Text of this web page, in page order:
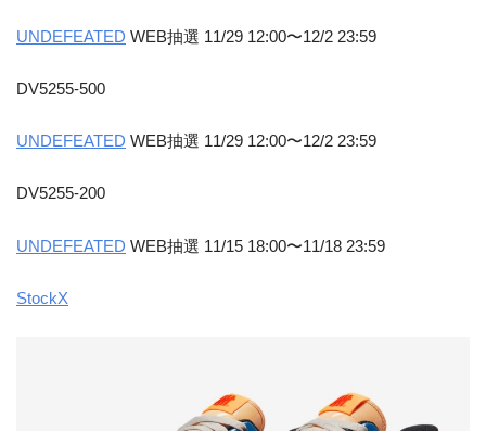
UNDEFEATED WEB抽選 11/29 12:00〜12/2 23:59
DV5255-500
UNDEFEATED WEB抽選 11/29 12:00〜12/2 23:59
DV5255-200
UNDEFEATED WEB抽選 11/15 18:00〜11/18 23:59
StockX